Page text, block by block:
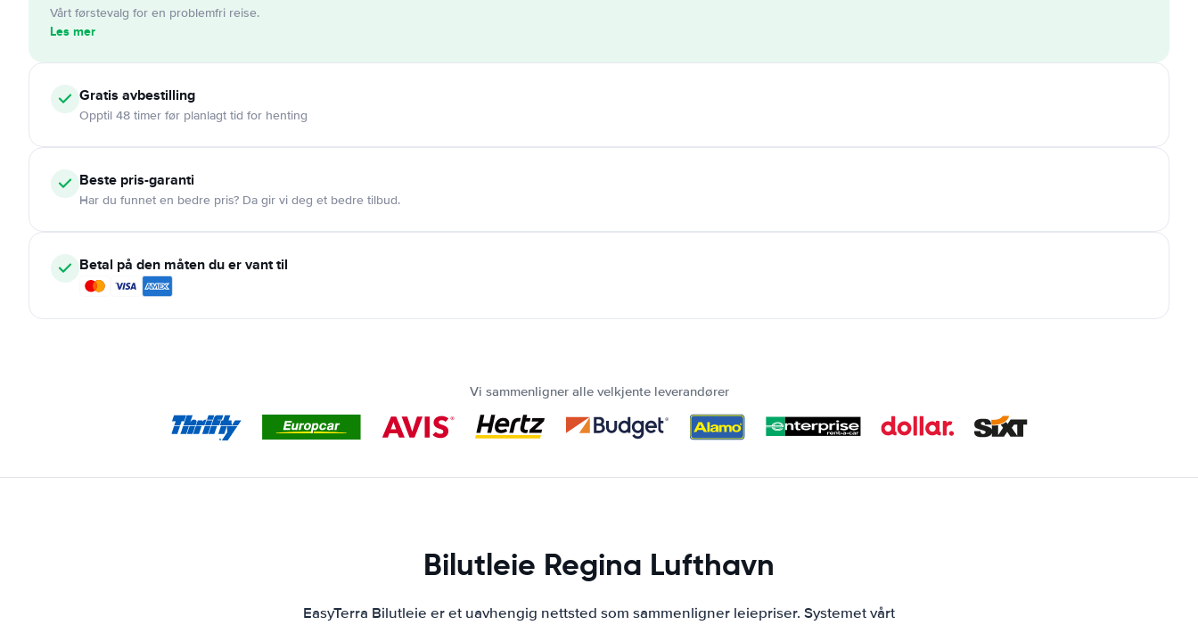
Vårt førstevalg for en problemfri reise.
Les mer
Gratis avbestilling
Opptil 48 timer før planlagt tid for henting
Beste pris-garanti
Har du funnet en bedre pris? Da gir vi deg et bedre tilbud.
Betal på den måten du er vant til
Vi sammenligner alle velkjente leverandører
Bilutleie Regina Lufthavn
EasyTerra Bilutleie er et uavhengig nettsted som sammenligner leiepriser. Systemet vårt